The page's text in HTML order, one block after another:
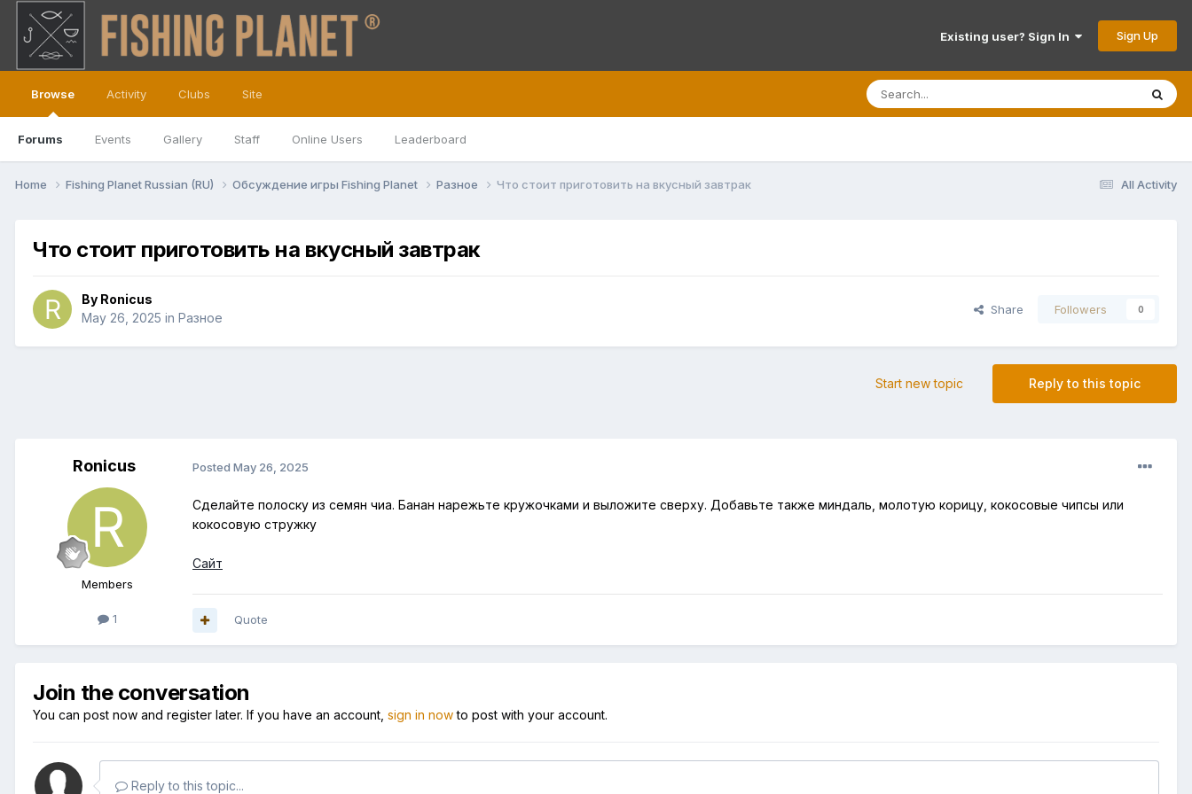
Existing user? Sign In Sign Up
Browse
Forums Events Gallery Staff Online Users Leaderboard
Activity Clubs Site
All Activity
Home Fishing Planet Russian (RU) Обсуждение игры Fishing Planet Разное Что стоит приготовить на вкусный завтрак
Что стоит приготовить на вкусный завтрак
By Ronicus
May 26, 2025 in Разное
Share Followers 0
Reply to this topic
Start new topic
Ronicus
Members
1
Posted May 26, 2025
Сделайте полоску из семян чиа. Банан нарежьте кружочками и выложите сверху. Добавьте также миндаль, молотую корицу, кокосовые чипсы или
кокосовую стружку
Сайт
Quote
Join the conversation
You can post now and register later. If you have an account, sign in nowto post with your account.
Reply to this topic...